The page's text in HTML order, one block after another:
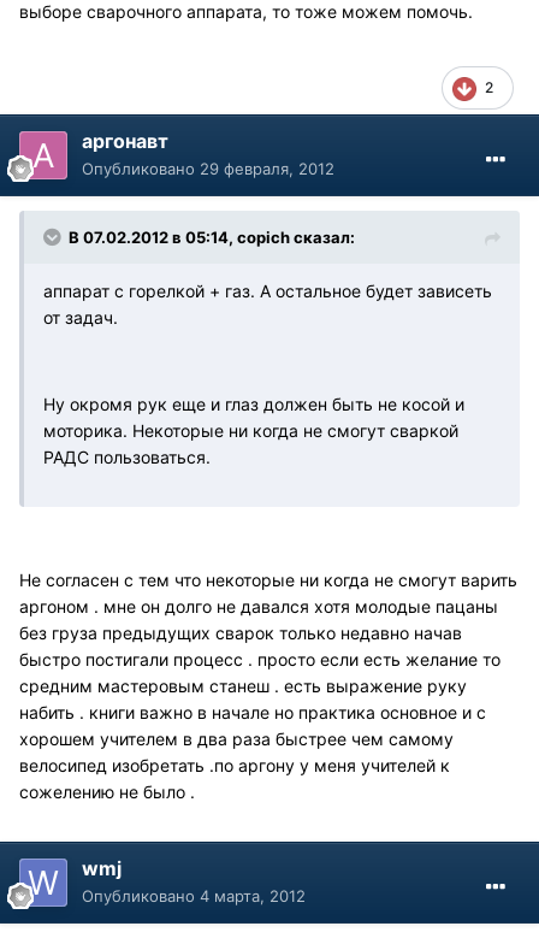
выборе сварочного аппарата, то тоже можем помочь.
2
аргонавт
Опубликовано 29 февраля, 2012
В 07.02.2012 в 05:14, copich сказал:
аппарат с горелкой + газ. А остальное будет зависеть
от задач.
Ну окромя рук еще и глаз должен быть не косой и
моторика. Некоторые ни когда не смогут сваркой
РАДС пользоваться.
Не согласен с тем что некоторые ни когда не смогут варить
аргоном . мне он долго не давался хотя молодые пацаны
без груза предыдущих сварок только недавно начав
быстро постигали процесс . просто если есть желание то
средним мастеровым станеш . есть выражение руку
набить . книги важно в начале но практика основное и с
хорошем учителем в два раза быстрее чем самому
велосипед изобретать .по аргону у меня учителей к
сожелению не было .
wmj
Опубликовано 4 марта, 2012